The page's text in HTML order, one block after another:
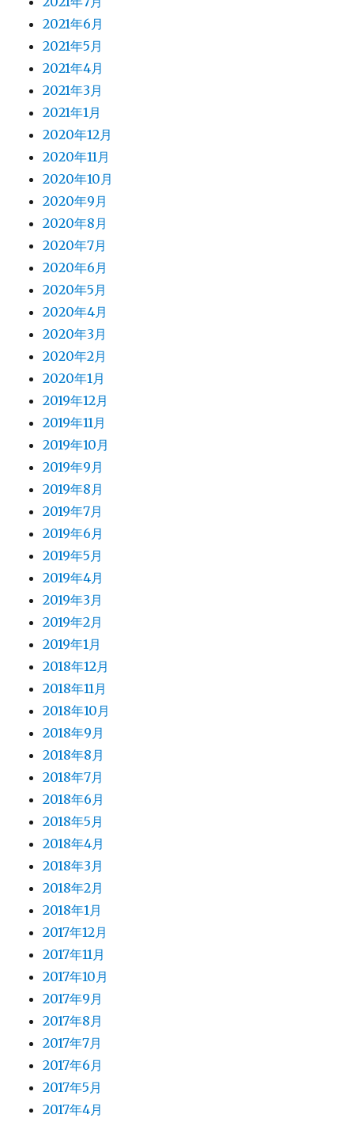
2021年6月
2021年5月
2021年4月
2021年3月
2021年1月
2020年12月
2020年11月
2020年10月
2020年9月
2020年8月
2020年7月
2020年6月
2020年5月
2020年4月
2020年3月
2020年2月
2020年1月
2019年12月
2019年11月
2019年10月
2019年9月
2019年8月
2019年7月
2019年6月
2019年5月
2019年4月
2019年3月
2019年2月
2019年1月
2018年12月
2018年11月
2018年10月
2018年9月
2018年8月
2018年7月
2018年6月
2018年5月
2018年4月
2018年3月
2018年2月
2018年1月
2017年12月
2017年11月
2017年10月
2017年9月
2017年8月
2017年7月
2017年6月
2017年5月
2017年4月